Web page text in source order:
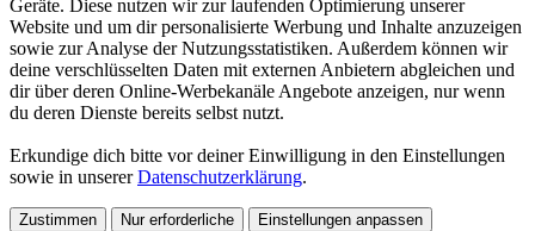
Geräte. Diese nutzen wir zur laufenden Optimierung unserer
Website und um dir personalisierte Werbung und Inhalte anzuzeigen
sowie zur Analyse der Nutzungsstatistiken. Außerdem können wir
deine verschlüsselten Daten mit externen Anbietern abgleichen und
dir über deren Online-Werbekanäle Angebote anzeigen, nur wenn
du deren Dienste bereits selbst nutzt.
Erkundige dich bitte vor deiner Einwilligung in den Einstellungen
sowie in unsererDatenschutzerklärung.
Zustimmen Nur erforderliche Einstellungen anpassen